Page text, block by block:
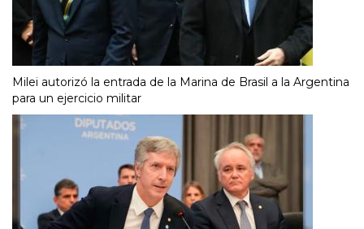
Milei autorizó la entrada de la Marina de Brasil a la Argentina
para un ejercicio militar